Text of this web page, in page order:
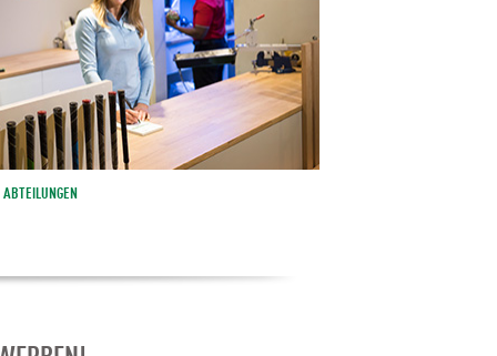
ABTEILUNGEN